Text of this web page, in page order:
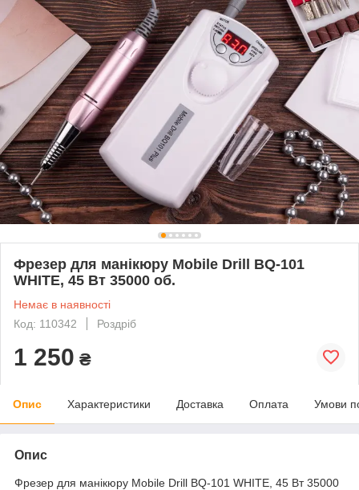
Фрезер для манікюру Mobile Drill BQ-101
WHITE, 45 Вт 35000 об.
Немає в наявності
Код: 110342
Роздріб
1 250 ₴
Опис Характеристики Доставка Оплата Умови
Опис
Фрезер для манікюру Mobile Drill BQ-101 WHITE, 45 Вт 35000